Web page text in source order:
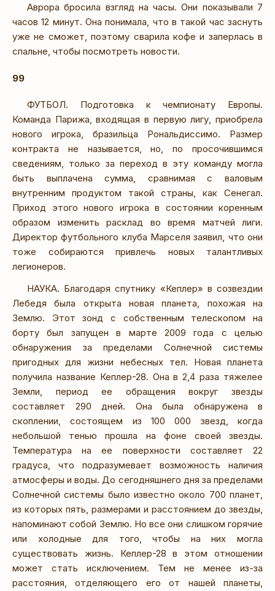
Аврора бросила взгляд на часы. Они показывали 7
часов 12 минут. Она понимала, что в такой час заснуть
уже не сможет, поэтому сварила кофе и заперлась в
спальне, чтобы посмотреть новости.
99
ФУТБОЛ. Подготовка к чемпионату Европы.
Команда Парижа, входящая в первую лигу, приобрела
нового игрока, бразильца Рональдиссимо. Размер
контракта не называется, но, по просочившимся
сведениям, только за переход в эту команду могла
быть выплачена сумма, сравнимая с валовым
внутренним продуктом такой страны, как Сенегал.
Приход этого нового игрока в состоянии коренным
образом изменить расклад во время матчей лиги.
Директор футбольного клуба Марселя заявил, что они
тоже собираются привлечь новых талантливых
легионеров.
НАУКА. Благодаря спутнику «Кеплер» в созвездии
Лебедя была открыта новая планета, похожая на
Землю. Этот зонд с собственным телескопом на
борту был запущен в марте 2009 года с целью
обнаружения за пределами Солнечной системы
пригодных для жизни небесных тел. Новая планета
получила название Кеплер-28. Она в 2,4 раза тяжелее
Земли, период ее обращения вокруг звезды
составляет 290 дней. Она была обнаружена в
скоплении, состоящем из 100 000 звезд, когда
небольшой тенью прошла на фоне своей звезды.
Температура на ее поверхности составляет 22
градуса, что подразумевает возможность наличия
атмосферы и воды. До сегодняшнего дня за пределами
Солнечной системы было известно около 700 планет,
из которых пять, размерами и расстоянием до звезды,
напоминают собой Землю. Но все они слишком горячие
или холодные для того, чтобы на них могла
существовать жизнь. Кеплер-28 в этом отношении
может стать исключением. Тем не менее из-за
расстояния, отделяющего его от нашей планеты,